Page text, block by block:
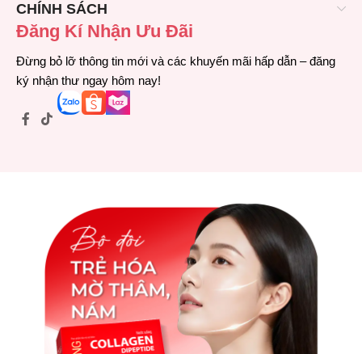
CHÍNH SÁCH
Đăng Kí Nhận Ưu Đãi
Đừng bỏ lỡ thông tin mới và các khuyến mãi hấp dẫn – đăng
ký nhận thư ngay hôm nay!